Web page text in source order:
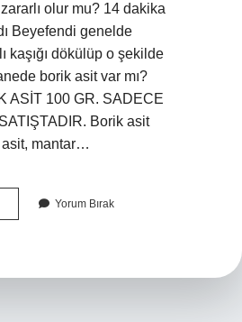
olur mu? 14 dakika
Beyefendi genelde
kaşığı dökülüp o şekilde
borik asit var mı?
ASİT 100 GR. SADECE
Borik asit
mantar…
Asit
Yorum Bırak